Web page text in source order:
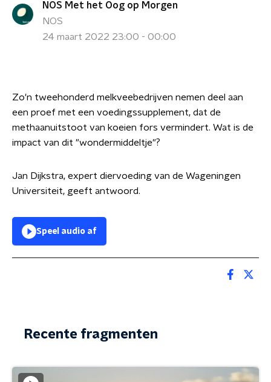
NOS Met het Oog op Morgen
NOS
24 maart 2022 23:00 - 00:00
Zo'n tweehonderd melkveebedrijven nemen deel aan
een proef met een voedingssupplement, dat de
methaanuitstoot van koeien fors vermindert. Wat is de
impact van dit "wondermiddeltje"?
Jan Dijkstra, expert diervoeding van de Wageningen
Universiteit, geeft antwoord.
Speel audio af
Recente fragmenten